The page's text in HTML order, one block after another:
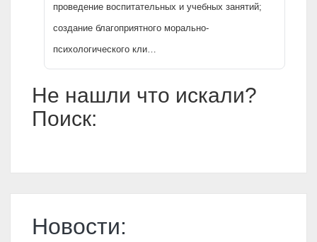
проведение воспитательных и учебных занятий;
создание благоприятного морально-
психологического кли…
Не нашли что искали?
Поиск:
Новости: